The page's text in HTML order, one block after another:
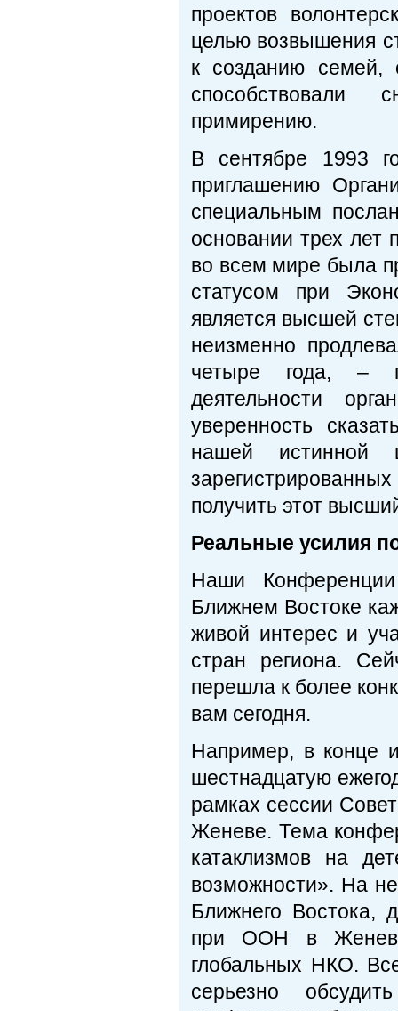
проектов
целью возвышения
к созданию семей,
способствовали
примирению.
В сентябре 1993
приглашению
специальным
основании трех
во всем мире была
статусом при
является высшей
неизменно
четыре года, –
деятельности
уверенность
нашей истинной
получить этот
Реальные усилия
Наши
Ближнем Востоке
живой интерес и
стран региона.
перешла к более
вам сегодня.
Например, в конце
шестнадцатую
рамках сессии
Женеве. Тема
катаклизмов на
возможности». На
Ближнего Востока,
при ООН в
глобальных НКО.
серьезно